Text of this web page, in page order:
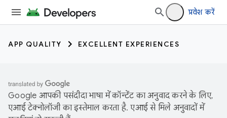
प्रवेश करें
APP QUALITY EXCELLENT EXPERIENCES
Google आपकी पसंदीदा भाषा में कॉन्टेंट का अनुवाद करने के लिए,
एआई टेक्नोलॉजी का इस्तेमाल करता है. एआई से मिले अनुवादों में